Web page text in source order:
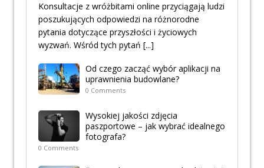
Konsultacje z wróżbitami online przyciągają ludzi
poszukujących odpowiedzi na różnorodne
pytania dotyczące przyszłości i życiowych
wyzwań. Wśród tych pytań [...]
Od czego zacząć wybór aplikacji na
uprawnienia budowlane?
0 Comments
Wysokiej jakości zdjęcia
paszportowe – jak wybrać idealnego
fotografa?
0 Comments